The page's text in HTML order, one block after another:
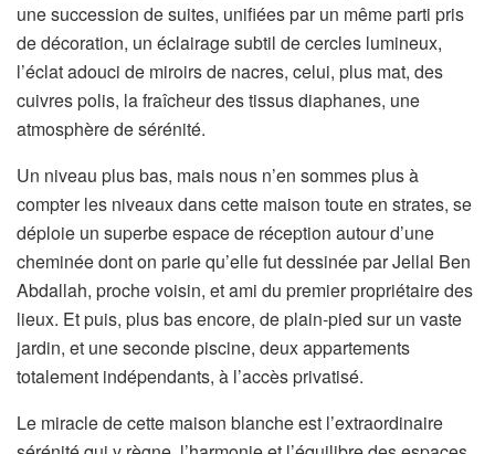
une succession de suites, unifiées par un même parti pris
de décoration, un éclairage subtil de cercles lumineux,
l’éclat adouci de miroirs de nacres, celui, plus mat, des
cuivres polis, la fraîcheur des tissus diaphanes, une
atmosphère de sérénité.
Un niveau plus bas, mais nous n’en sommes plus à
compter les niveaux dans cette maison toute en strates, se
déploie un superbe espace de réception autour d’une
cheminée dont on parie qu’elle fut dessinée par Jellal Ben
Abdallah, proche voisin, et ami du premier propriétaire des
lieux. Et puis, plus bas encore, de plain-pied sur un vaste
jardin, et une seconde piscine, deux appartements
totalement indépendants, à l’accès privatisé.
Le miracle de cette maison blanche est l’extraordinaire